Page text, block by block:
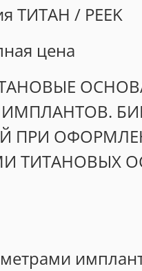
ТИТАН / PEEK
цена
ПРИ